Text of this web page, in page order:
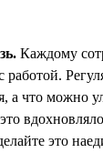
Каждому
работой.
а что можно
это